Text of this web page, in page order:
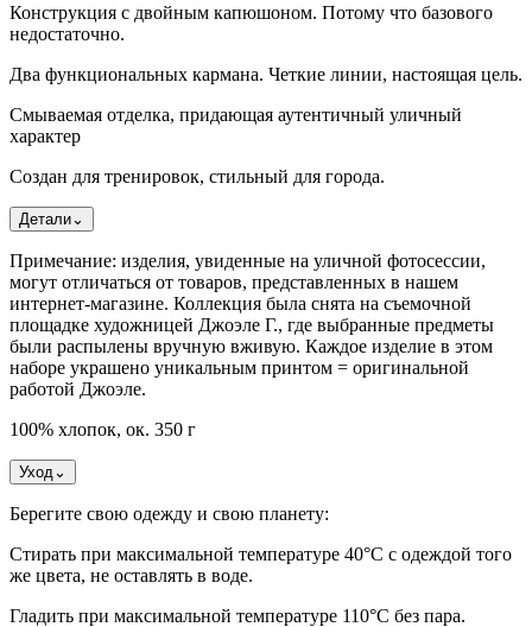
Конструкция с двойным капюшоном. Потому что базового
недостаточно.
Два функциональных кармана. Четкие линии, настоящая цель.
Смываемая отделка, придающая аутентичный уличный
характер
Создан для тренировок, стильный для города.
Детали⌄
Примечание: изделия, увиденные на уличной фотосессии,
могут отличаться от товаров, представленных в нашем
интернет-магазине. Коллекция была снята на съемочной
площадке художницей Джоэле Г., где выбранные предметы
были распылены вручную вживую. Каждое изделие в этом
наборе украшено уникальным принтом = оригинальной
работой Джоэле.
100% хлопок, ок. 350 г
Уход ⌄
Берегите свою одежду и свою планету:
Стирать при максимальной температуре 40°C с одеждой того
же цвета, не оставлять в воде.
Гладить при максимальной температуре 110°С без пара.